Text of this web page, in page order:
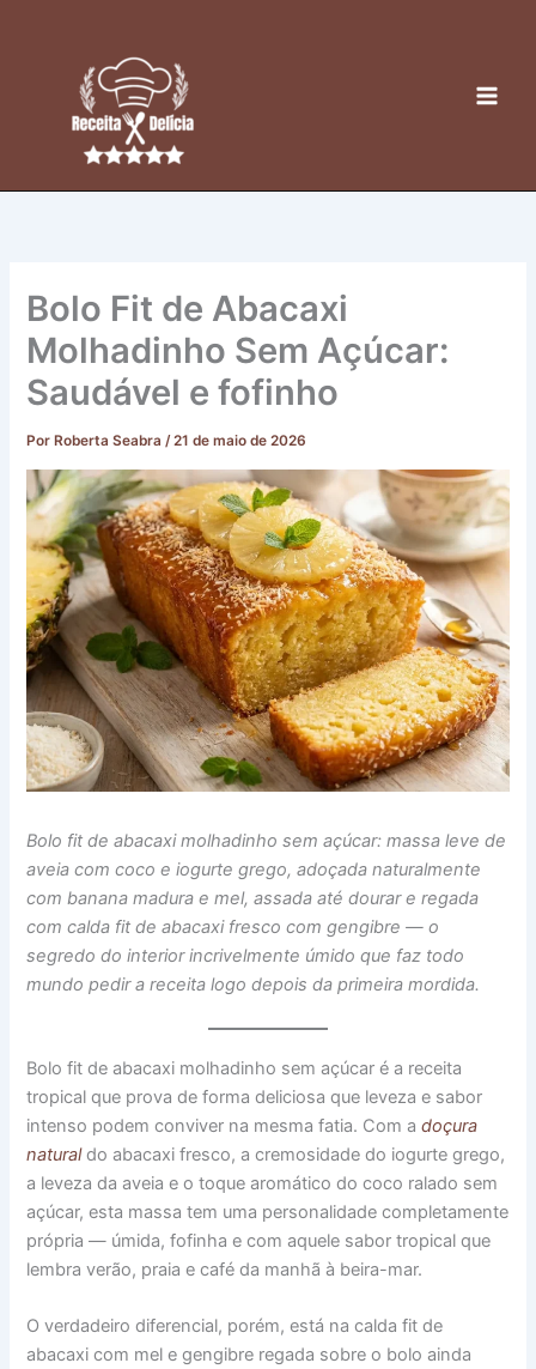
Bolo Fit de Abacaxi
Molhadinho Sem Açúcar:
Saudável e fofinho
Por Roberta Seabra/21 de maio de 2026
Bolo fit de abacaxi molhadinho sem açúcar: massa leve de
aveia com coco e iogurte grego, adoçada naturalmente
com banana madura e mel, assada até dourar e regada
com calda fit de abacaxi fresco com gengibre — o
segredo do interior incrivelmente úmido que faz todo
mundo pedir a receita logo depois da primeira mordida.
Bolo fit de abacaxi molhadinho sem açúcar é a receita
tropical que prova de forma deliciosa que leveza e sabor
intenso podem conviver na mesma fatia. Com adoçura
naturaldo abacaxi fresco, a cremosidade do iogurte grego,
a leveza da aveia e o toque aromático do coco ralado sem
açúcar, esta massa tem uma personalidade completamente
própria — úmida, fofinha e com aquele sabor tropical que
lembra verão, praia e café da manhã à beira-mar.
O verdadeiro diferencial, porém, está na calda fit de
abacaxi com mel e gengibre regada sobre o bolo ainda